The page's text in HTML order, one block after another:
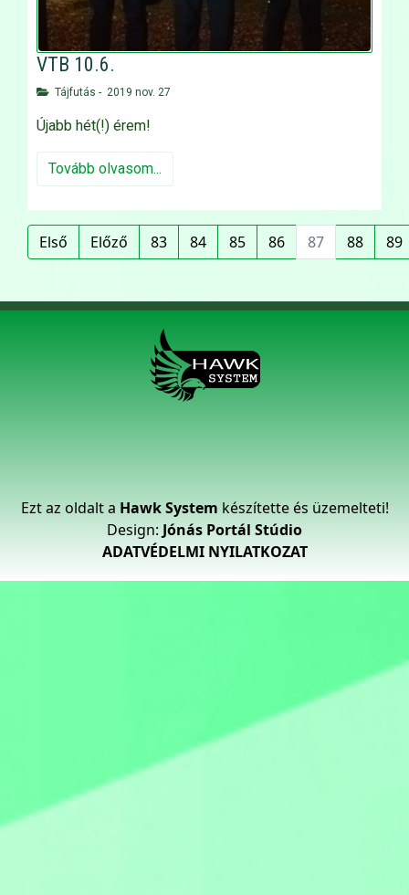
VTB 10.6.
Tájfutás - 2019 nov. 27
Újabb hét(!) érem!
Tovább olvasom...
Első Előző 83 84 85 86 87 88 89
Ezt az oldalt a Hawk System készítette és üzemelteti!
Design: Jónás Portál Stúdio
ADATVÉDELMI NYILATKOZAT